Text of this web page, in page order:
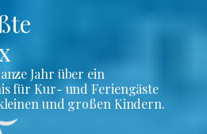
Jahr über ein
für Kur- und Feriengäste
und großen Kindern.